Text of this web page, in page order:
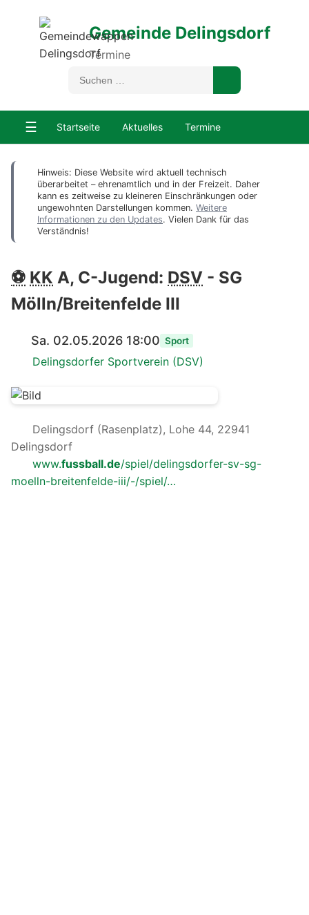
Gemeinde Delingsdorf
Termine
☰ Startseite Aktuelles Termine
Hinweis: Diese Website wird aktuell technisch
überarbeitet – ehrenamtlich und in der Freizeit. Daher
kann es zeitweise zu kleineren Einschränkungen oder
ungewohnten Darstellungen kommen. Weitere
Informationen zu den Updates. Vielen Dank für das
Verständnis!
⚽ KK A, C-Jugend: DSV - SG
Mölln/Breitenfelde III
Sa. 02.05.2026 18:00 Sport
Delingsdorfer Sportverein (DSV)
Delingsdorf (Rasenplatz), Lohe 44, 22941
Delingsdorf
www.fussball.de/spiel/delingsdorfer-sv-sg-
moelln-breitenfelde-iii/-/spiel/…